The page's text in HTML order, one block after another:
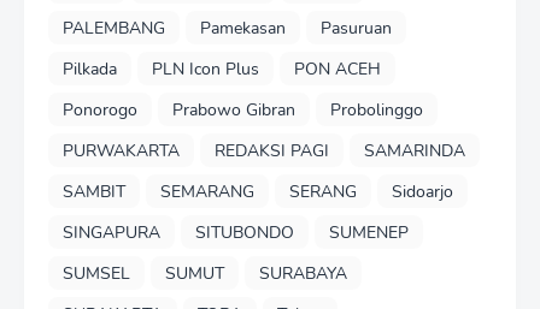
PALEMBANG
Pamekasan
Pasuruan
Pilkada
PLN Icon Plus
PON ACEH
Ponorogo
Prabowo Gibran
Probolinggo
PURWAKARTA
REDAKSI PAGI
SAMARINDA
SAMBIT
SEMARANG SERANG
Sidoarjo
SINGAPURA
SITUBONDO
SUMENEP
SUMSEL
SUMUT
SURABAYA